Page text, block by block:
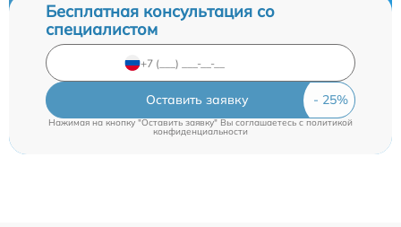
Бесплатная консультация со
специалистом
Оставить заявку
Нажимая на кнопку "Оставить заявку" Вы соглашаетесь c политикой
конфиденциальности